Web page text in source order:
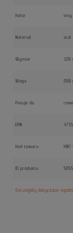
Kolor inny
Materiał stal
Wymiar 126
Waga 268
Pasuje do
EAN
Kod towaru
ID produktu 5055
Szczegóły dotyczące